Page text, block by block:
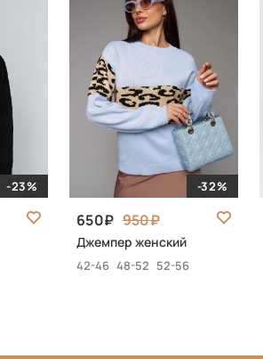
-23% -32%
650 950
Джемпер женский
42-46 48-52 52-56